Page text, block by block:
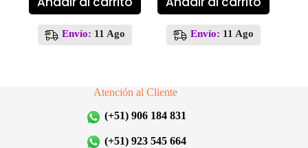
Envío: 11 Ago Envío: 11 Ago
Atención al Cliente
(+51) 906 184 831
(+51) 923 545 664